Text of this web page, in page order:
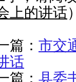
上的讲话）
篇： 市交
话
篇： 县委